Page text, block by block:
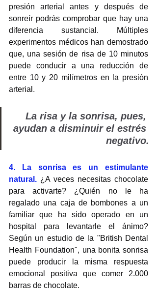
presión arterial antes y después de
sonreír podrás comprobar que hay una
diferencia sustancial. Múltiples
experimentos médicos han demostrado
que, una sesión de risa de 10 minutos
puede conducir a una reducción de
entre 10 y 20 milímetros en la presión
arterial.
La risa y la sonrisa, pues,
ayudan a disminuir el estrés
negativo.
4. La sonrisa es un estimulante
natural. ¿A veces necesitas chocolate
para activarte? ¿Quién no le ha
regalado una caja de bombones a un
familiar que ha sido operado en un
hospital para levantarle el ánimo?
Según un estudio de la "British Dental
Health Foundation", una bonita sonrisa
puede producir la misma respuesta
emocional positiva que comer 2.000
barras de chocolate.